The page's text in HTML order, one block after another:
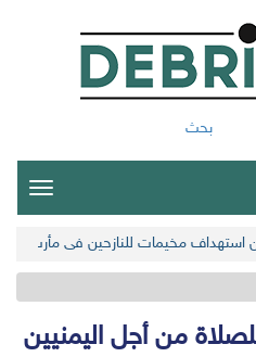
بحث
استهداف مخيمات للنازحين في مأرب
من أجل اليمنيين